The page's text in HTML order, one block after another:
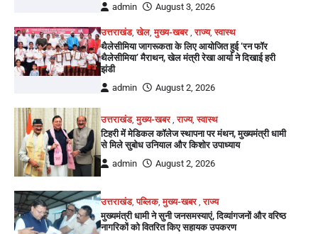
admin
August 3, 2026
उत्तराखंड,खेल,मुख्य-खबर ,राज्य,स्वास्थ
थैलेसीमिया जागरूकता के लिए आयोजित हुई ‘रन फॉर
थैलेसीमिया’ मैराथन, खेल मंत्री रेखा आर्या ने दिखाई हरी
झंडी
admin
August 2, 2026
उत्तराखंड,मुख्य-खबर,राज्य,स्वास्थ
टिहरी में मेडिकल कॉलेज स्थापना पर मंथन, मुख्यमंत्री धामी
से मिले सुबोध उनियाल और किशोर उपाध्याय
admin
August 2, 2026
उत्तराखंड,पब्लिक,मुख्य-खबर,राज्य
मुख्यमंत्री धामी ने सुनी जनसमस्याएं, दिव्यांगजनों और वरिष्ठ
नागरिकों को वितरित किए सहायक उपकरण